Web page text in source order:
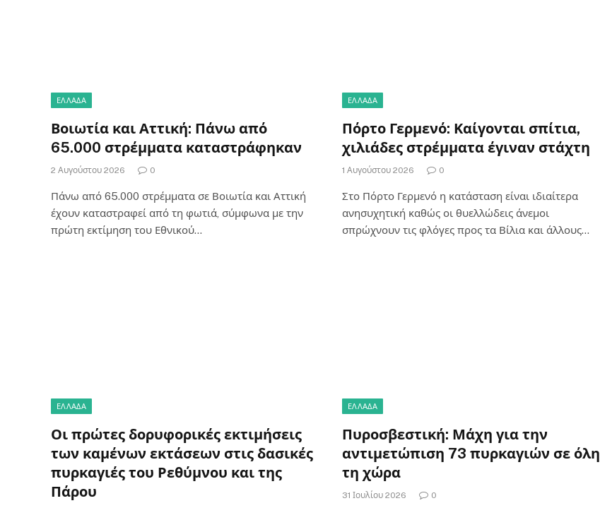
ΕΛΛΑΔΑ
Βοιωτία και Αττική: Πάνω από
65.000 στρέμματα καταστράφηκαν
2 Αυγούστου 2026 0
Πάνω από 65.000 στρέμματα σε Βοιωτία και Αττική
έχουν καταστραφεί από τη φωτιά, σύμφωνα με την
πρώτη εκτίμηση του Εθνικού…
ΕΛΛΑΔΑ
Πόρτο Γερμενό: Καίγονται σπίτια,
χιλιάδες στρέμματα έγιναν στάχτη
1 Αυγούστου 2026 0
Στο Πόρτο Γερμενό η κατάσταση είναι ιδιαίτερα
ανησυχητική καθώς οι θυελλώδεις άνεμοι
σπρώχνουν τις φλόγες προς τα Βίλια και άλλους…
ΕΛΛΑΔΑ
Οι πρώτες δορυφορικές εκτιμήσεις
των καμένων εκτάσεων στις δασικές
πυρκαγιές του Ρεθύμνου και της
Πάρου
ΕΛΛΑΔΑ
Πυροσβεστική: Μάχη για την
αντιμετώπιση 73 πυρκαγιών σε όλη
τη χώρα
31 Ιουλίου 2026 0